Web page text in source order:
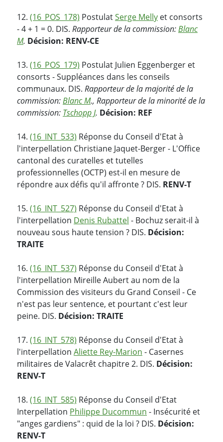
12. (16_POS_178) PostulatSerge Melly et consorts
- 4 + 1 = 0. DIS. Rapporteur de la commission:Blanc
M. Décision: RENV-CE
13. (16_POS_179) Postulat Julien Eggenberger et
consorts - Suppléances dans les conseils
communaux. DIS. Rapporteur de la majorité de la
commission:Blanc M., Rapporteur de la minorité de la
commission: Tschopp J. Décision: REF
14. (16_INT_533) Réponse du Conseil d'Etat à
l'interpellation Christiane Jaquet-Berger - L'Office
cantonal des curatelles et tutelles
professionnelles (OCTP) est-il en mesure de
répondre aux défis qu'il affronte ? DIS. RENV-T
15. (16_INT_527) Réponse du Conseil d'Etat à
l'interpellation Denis Rubattel - Bochuz serait-il à
nouveau sous haute tension ? DIS. Décision:
TRAITE
16. (16_INT_537) Réponse du Conseil d'Etat à
l'interpellation Mireille Aubert au nom de la
Commission des visiteurs du Grand Conseil - Ce
n'est pas leur sentence, et pourtant c'est leur
peine. DIS. Décision: TRAITE
17. (16_INT_578) Réponse du Conseil d'Etat à
l'interpellation Aliette Rey-Marion - Casernes
militaires de Valacrêt chapitre 2. DIS. Décision:
RENV-T
18. (16_INT_585) Réponse du Conseil d'Etat
Interpellation Philippe Ducommun - Insécurité et
"anges gardiens" : quid de la loi ? DIS. Décision:
RENV-T